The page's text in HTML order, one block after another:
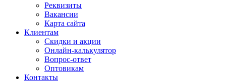
Реквизиты
Вакансии
Карта сайта
Клиентам
Скидки и акции
Онлайн-калькулятор
Вопрос-ответ
Оптовикам
Контакты